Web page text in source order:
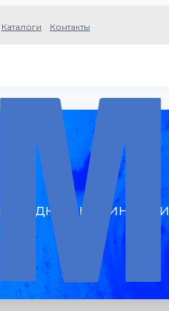
Каталоги Контакты
новинках и